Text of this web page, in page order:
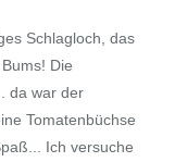
Schlagloch, das
Die
da war der
Tomatenbüchse
Ich versuche